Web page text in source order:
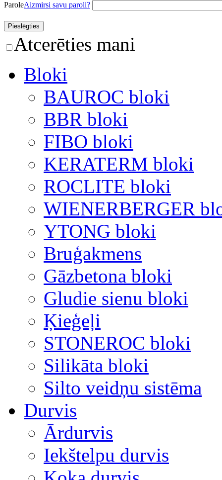
ParoleAizmirsi savu paroli?
Atcerēties mani
Bloki
BAUROC bloki
BBR bloki
FIBO bloki
KERATERM bloki
ROCLITE bloki
WIENERBERGER
YTONG bloki
Bruģakmens
Gāzbetona bloki
Gludie sienu bloki
Ķieģeļi
STONEROC bloki
Silikāta bloki
Silto veidņu sistēma
Durvis
Ārdurvis
Iekštelpu durvis